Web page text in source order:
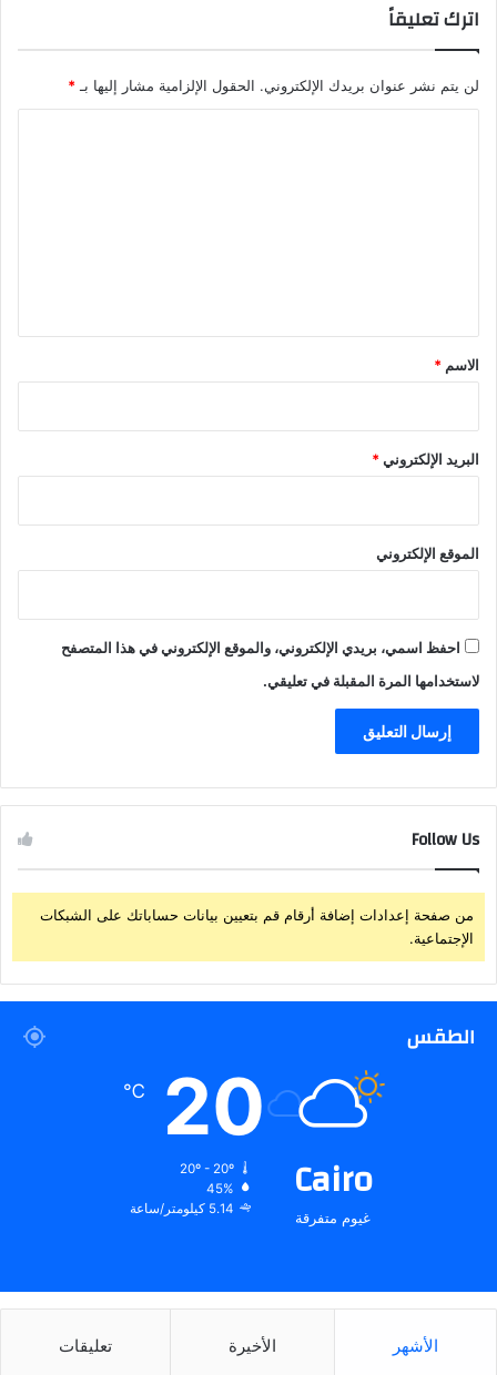
اترك تعليقاً
لن يتم نشر عنوان بريدك الإلكتروني. الحقول الإلزامية مشار إليها بـ *
*
الاسم *
البريد الإلكتروني*
الموقع الإلكتروني
احفظ اسمي، بريدي الإلكتروني، والموقع الإلكتروني في هذا المتصفح
لاستخدامها المرة المقبلة في تعليقي.
Follow Us
من صفحة إعدادات إضافة أرقام قم بتعيين بيانات حساباتك على الشبكات
الإجتماعية.
الطقس
Cairo
غيوم متفرقة
20
℃
20º - 20º
45%
5.14 كيلومتر/ساعة
الأشهر الأخيرة تعليقات